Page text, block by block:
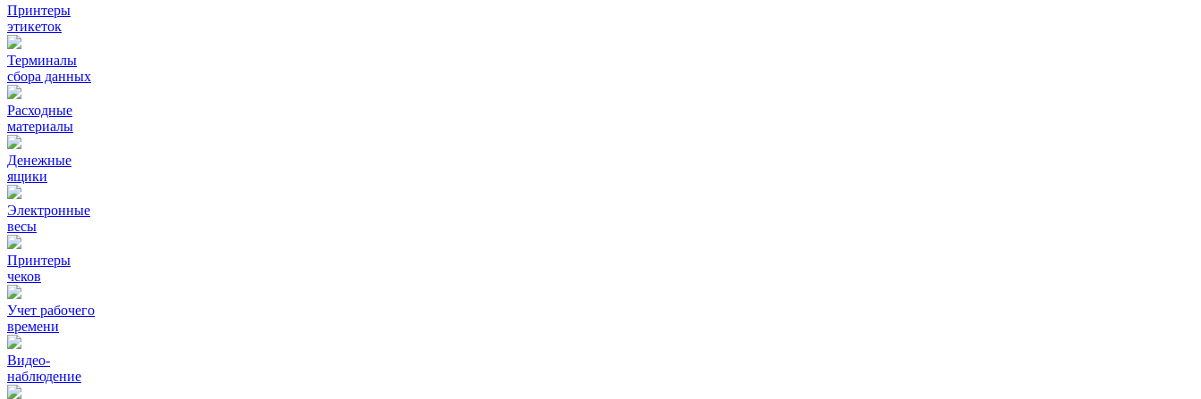
Принтеры
этикеток
Терминалы
сбора данных
Расходные
материалы
Денежные
ящики
Электронные
весы
Принтеры
чеков
Учет рабочего
времени
Видео‑
наблюдение